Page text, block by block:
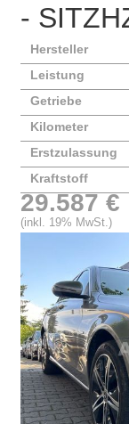
-
Hersteller
Leistung
Getriebe
Kilometer
Erstzulassung
Kraftstoff
29.587 €
(inkl. 19% MwSt.)